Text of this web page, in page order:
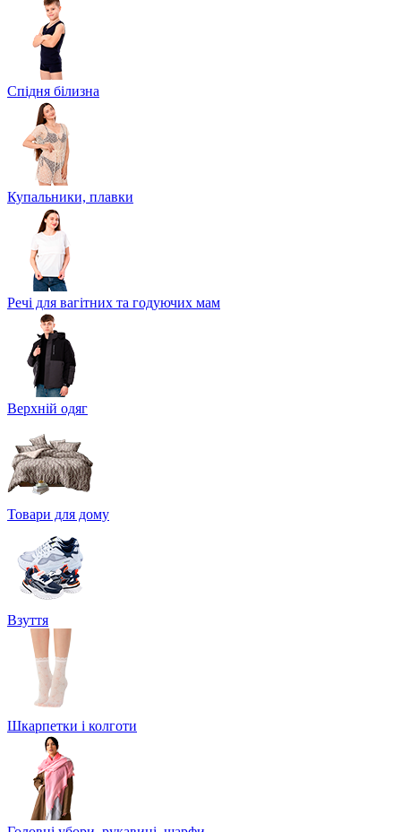
Спідня білизна
Купальники, плавки
Речі для вагітних та годуючих мам
Верхній одяг
Товари для дому
Взуття
Шкарпетки і колготи